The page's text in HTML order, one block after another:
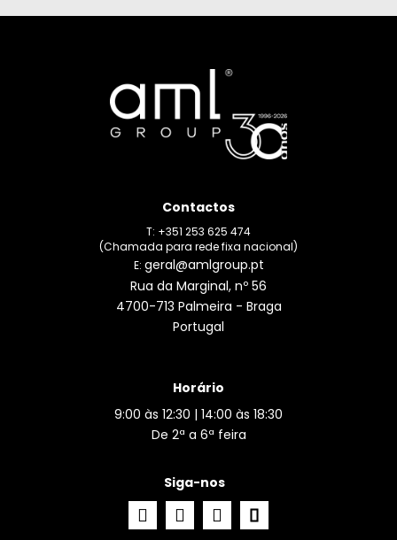
Contactos
T: +351 253 625 474
(Chamada para rede fixa nacional)
E: geral@amlgroup.pt
Rua da Marginal, nº 56
4700-713 Palmeira - Braga
Portugal
Horário
9:00 às 12:30 | 14:00 às 18:30
De 2ª a 6ª feira
Siga-nos